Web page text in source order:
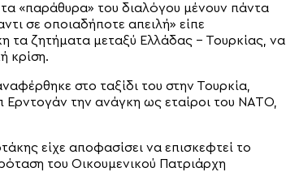
«παράθυρα» του διαλόγου μένουν πάντα
σε οποιαδήποτε απειλή» είπε
τα ζητήματα μεταξύ Ελλάδας – Τουρκίας, να
κρίση.
στο ταξίδι του στην Τουρκία,
Ερντογάν την ανάγκη ως εταίροι του ΝΑΤΟ,
είχε αποφασίσει να επισκεφτεί το
του Οικουμενικού Πατριάρχη